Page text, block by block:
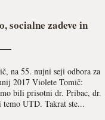
socialne zadeve in
na 55. nujni seji odbora za
2017 Violete Tomič:
bili prisotni dr. Pribac, dr.
UTD. Takrat ste...